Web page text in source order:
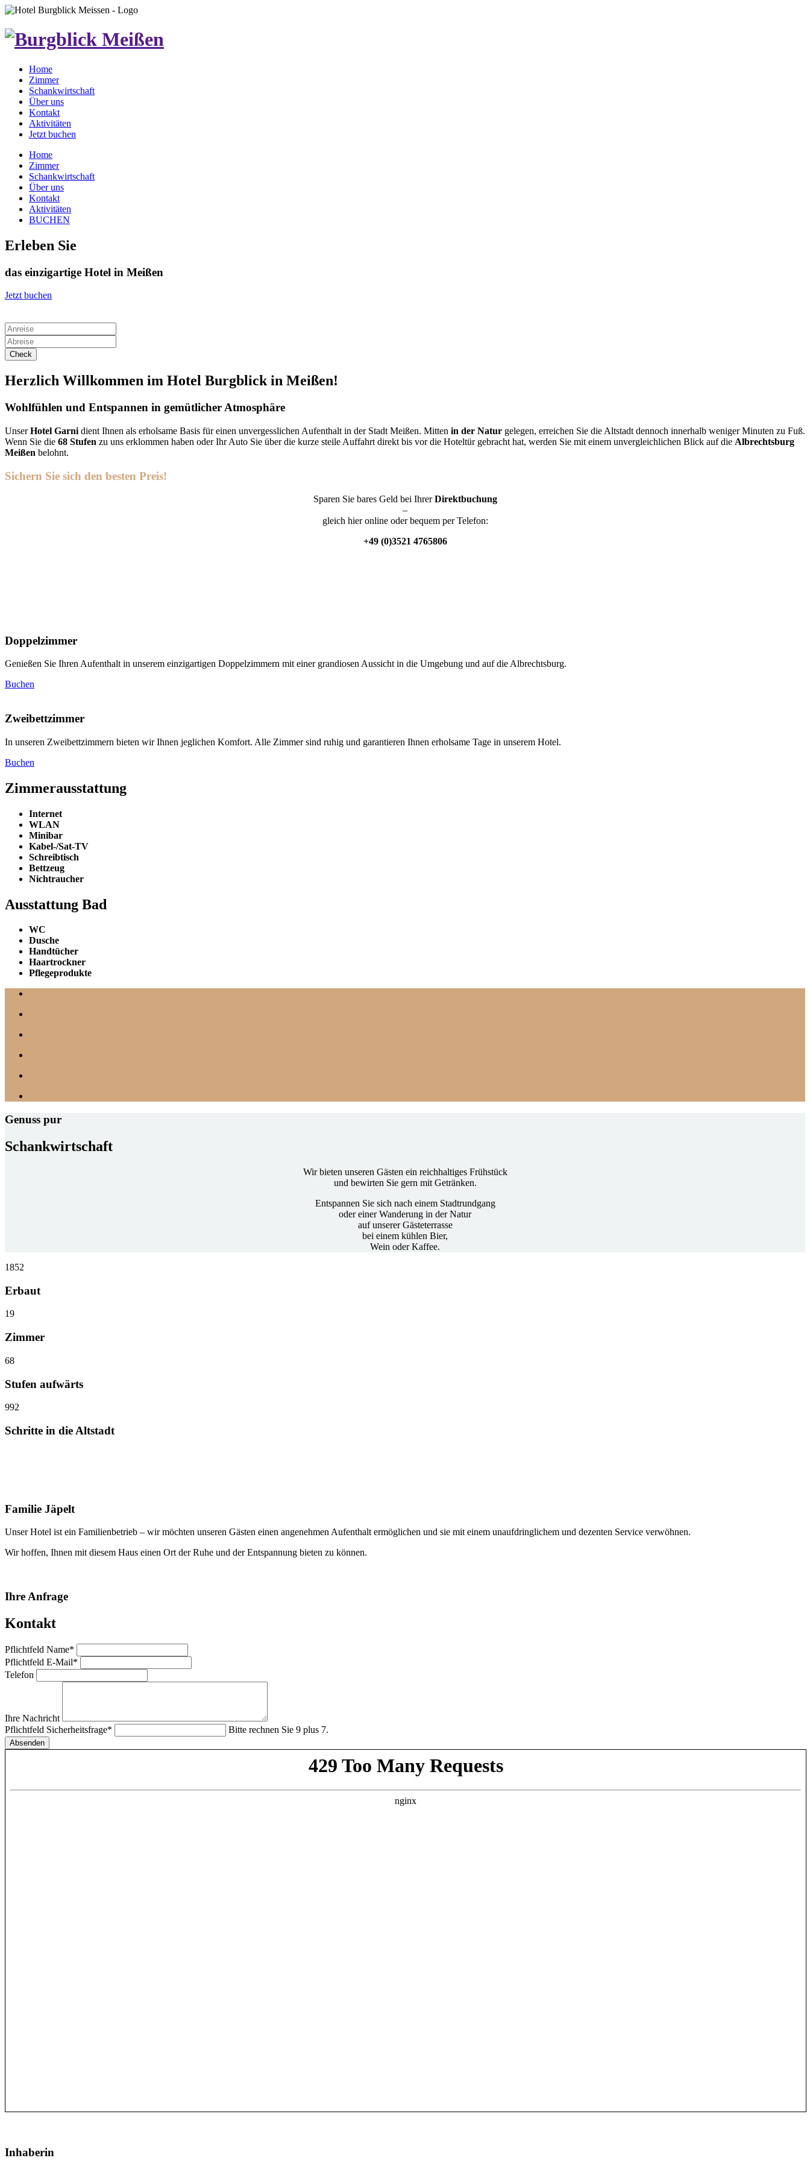
Home
Zimmer
Schankwirtschaft
Über uns
Kontakt
Aktivitäten
Jetzt buchen
Home
Zimmer
Schankwirtschaft
Über uns
Kontakt
Aktivitäten
BUCHEN
Erleben Sie
das einzigartige Hotel in Meißen
Jetzt buchen
Herzlich Willkommen im Hotel Burgblick in Meißen!
Wohlfühlen und Entspannen in gemütlicher Atmosphäre
UnserHotel Garni dient Ihnen als erholsame Basis für einen unvergesslichen Aufenthalt in der Stadt Meißen. Mitten in der Natur gelegen, erreichen Sie die Altstadt dennoch innerhalb weniger Minuten zu Fuß.
Wenn Sie die 68 Stufen zu uns erklommen haben oder Ihr Auto Sie über die kurze steile Auffahrt direkt bis vor die Hoteltür gebracht hat, werden Sie mit einem unvergleichlichen Blick auf die Albrechtsburg
Meißen belohnt.
Sichern Sie sich den besten Preis!
Sparen Sie bares Geld bei IhrerDirektbuchung
–
gleich hier online oder bequem per Telefon:
+49 (0)3521 4765806
Doppelzimmer
Genießen Sie Ihren Aufenthalt in unserem einzigartigen Doppelzimmern mit einer grandiosen Aussicht in die Umgebung und auf die Albrechtsburg.
Buchen
Zweibettzimmer
In unseren Zweibettzimmern bieten wir Ihnen jeglichen Komfort. Alle Zimmer sind ruhig und garantieren Ihnen erholsame Tage in unserem Hotel.
Buchen
Zimmerausstattung
Internet
WLAN
Minibar
Kabel-/Sat-TV
Schreibtisch
Bettzeug
Nichtraucher
Ausstattung Bad
WC
Dusche
Handtücher
Haartrockner
Pflegeprodukte
Genuss pur
Schankwirtschaft
Wir bieten unseren Gästen ein reichhaltiges Frühstück
und bewirten Sie gern mit Getränken.
Entspannen Sie sich nach einem Stadtrundgang
oder einer Wanderung in der Natur
auf unserer Gästeterrasse
bei einem kühlen Bier,
Wein oder Kaffee.
1852
Erbaut
19
Zimmer
68
Stufen aufwärts
992
Schritte in die Altstadt
Familie Jäpelt
Unser Hotel ist ein Familienbetrieb – wir möchten unseren Gästen einen angenehmen Aufenthalt ermöglichen und sie mit einem unaufdringlichem und dezenten Service verwöhnen.
Wir hoffen, Ihnen mit diesem Haus einen Ort der Ruhe und der Entspannung bieten zu können.
Ihre Anfrage
Kontakt
Pflichtfeld Name*
Pflichtfeld E-Mail*
Telefon
Ihre Nachricht
Pflichtfeld Sicherheitsfrage* Bitte rechnen Sie 9 plus 7.
Absenden
Inhaberin